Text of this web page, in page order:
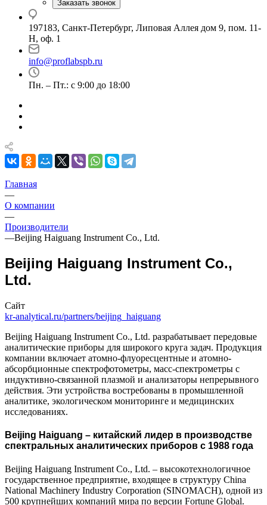
Заказать звонок
197183, Санкт-Петербург, Липовая Аллея дом 9, пом. 11-
Н, оф. 1
info@proflabspb.ru
Пн. – Пт.: с 9:00 до 18:00
Главная
—
О компании
—
Производители
—Beijing Haiguang Instrument Co., Ltd.
Beijing Haiguang Instrument Co.,
Ltd.
Сайт
kr-analytical.ru/partners/beijing_haiguang
Beijing Haiguang Instrument Co., Ltd. разрабатывает передовые
аналитические приборы для широкого круга задач. Продукция
компании включает атомно-флуоресцентные и атомно-
абсорбционные спектрофотометры, масс-спектрометры с
индуктивно-связанной плазмой и анализаторы непрерывного
действия. Эти устройства востребованы в промышленной
аналитике, экологическом мониторинге и медицинских
исследованиях.
Beijing Haiguang – китайский лидер в производстве
спектральных аналитических приборов с 1988 года
Beijing Haiguang Instrument Co., Ltd. – высокотехнологичное
государственное предприятие, входящее в структуру China
National Machinery Industry Corporation (SINOMACH), одной из
500 крупнейших компаний мира по версии Fortune Global.